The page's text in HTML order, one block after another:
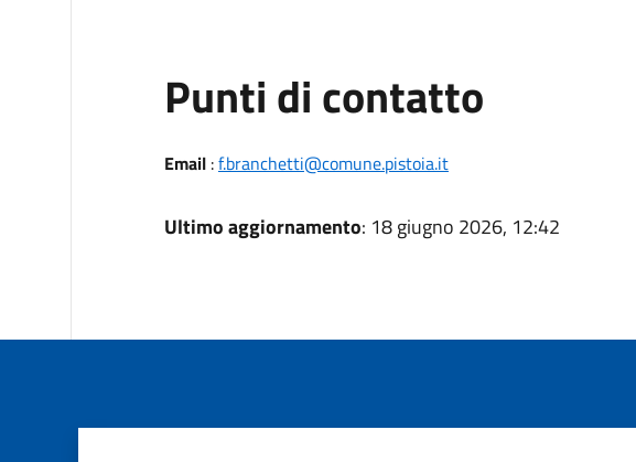
Punti di contatto
Email:f.branchetti@comune.pistoia.it
Ultimo aggiornamento: 18 giugno 2026, 12:42